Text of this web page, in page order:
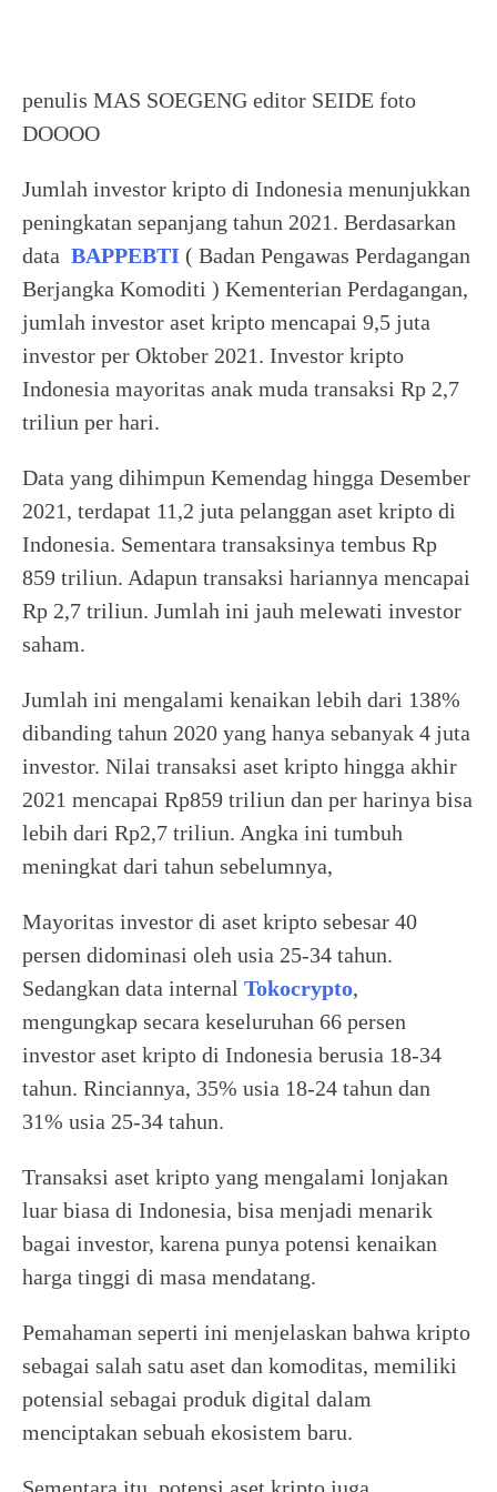
penulis MAS SOEGENG editor SEIDE foto
DOOOO
Jumlah investor kripto di Indonesia menunjukkan
peningkatan sepanjang tahun 2021. Berdasarkan
data BAPPEBTI ( Badan Pengawas Perdagangan
Berjangka Komoditi ) Kementerian Perdagangan,
jumlah investor aset kripto mencapai 9,5 juta
investor per Oktober 2021. Investor kripto
Indonesia mayoritas anak muda transaksi Rp 2,7
triliun per hari.
Data yang dihimpun Kemendag hingga Desember
2021, terdapat 11,2 juta pelanggan aset kripto di
Indonesia. Sementara transaksinya tembus Rp
859 triliun. Adapun transaksi hariannya mencapai
Rp 2,7 triliun. Jumlah ini jauh melewati investor
saham.
Jumlah ini mengalami kenaikan lebih dari 138%
dibanding tahun 2020 yang hanya sebanyak 4 juta
investor. Nilai transaksi aset kripto hingga akhir
2021 mencapai Rp859 triliun dan per harinya bisa
lebih dari Rp2,7 triliun. Angka ini tumbuh
meningkat dari tahun sebelumnya,
Mayoritas investor di aset kripto sebesar 40
persen didominasi oleh usia 25-34 tahun.
Sedangkan data internal Tokocrypto,
mengungkap secara keseluruhan 66 persen
investor aset kripto di Indonesia berusia 18-34
tahun. Rinciannya, 35% usia 18-24 tahun dan
31% usia 25-34 tahun.
Transaksi aset kripto yang mengalami lonjakan
luar biasa di Indonesia, bisa menjadi menarik
bagai investor, karena punya potensi kenaikan
harga tinggi di masa mendatang.
Pemahaman seperti ini menjelaskan bahwa kripto
sebagai salah satu aset dan komoditas, memiliki
potensial sebagai produk digital dalam
menciptakan sebuah ekosistem baru.